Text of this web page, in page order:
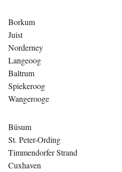
Borkum
Juist
Norderney
Langeoog
Baltrum
Spiekeroog
Wangerooge
Büsum
St. Peter-Ording
Timmendorfer Strand
Cuxhaven